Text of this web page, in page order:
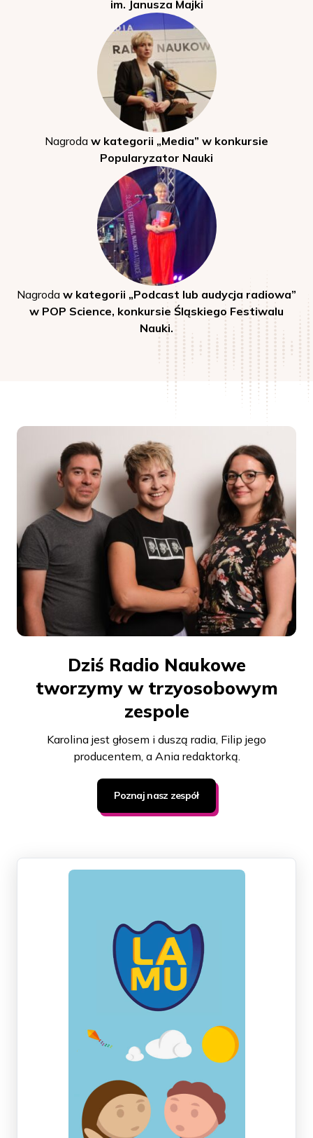
im. Janusza Majki
Nagroda w kategorii „Media” w konkursie
Popularyzator Nauki
Nagroda w kategorii „Podcast lub audycja radiowa”
w POP Science, konkursie Śląskiego Festiwalu
Nauki.
Dziś Radio Naukowe
tworzymy w trzyosobowym
zespole
Karolina jest głosem i duszą radia, Filip jego
producentem, a Ania redaktorką.
Poznaj nasz zespół